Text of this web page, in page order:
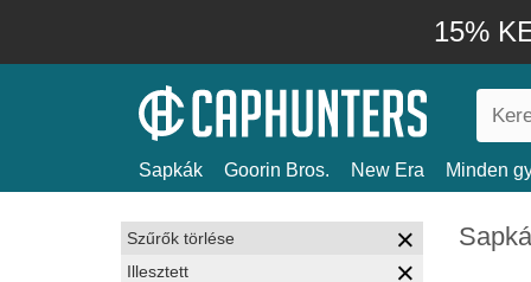
15%
Sapkák Goorin Bros. New Era Minden
Szűrők törlése
Illesztett